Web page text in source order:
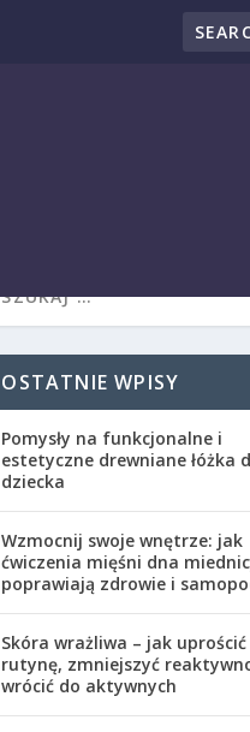
OSTATNIE WPISY
Pomysły na funkcjonalne i
estetyczne drewniane łóżka
dziecka
Wzmocnij swoje wnętrze: jak
ćwiczenia mięśni dna
poprawiają zdrowie i
Skóra wrażliwa – jak uprościć
rutynę, zmniejszyć
wrócić do aktywnych